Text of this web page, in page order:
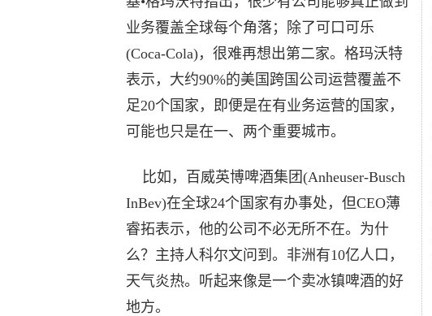
业务覆盖全球每个角落；除了可口可乐
(Coca-Cola)，很难再想出第二家。格玛沃特
表示，大约90%的美国跨国公司运营覆盖不
足20个国家，即便是在有业务运营的国家，
可能也只是在一、两个重要城市。
比如，百威英博啤酒集团(Anheuser-Busch
InBev)在全球24个国家有办事处，但CEO薄
睿拓表示，他的公司不必无所不在。为什
么？主持人科尔文问到。非洲有10亿人口，
天气炎热。听起来像是一个卖冰镇啤酒的好
地方。